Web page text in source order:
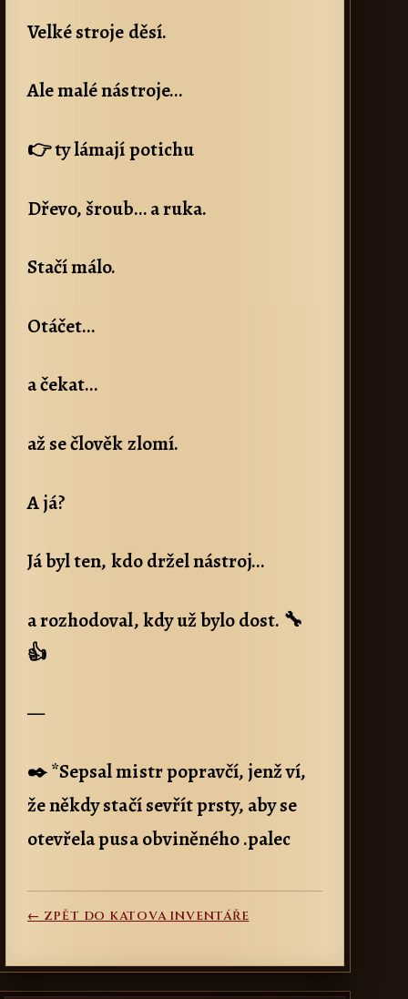
Velké stroje děsí.
Ale malé nástroje…
👉 ty lámají potichu
Dřevo, šroub… a ruka.
Stačí málo.
Otáčet…
a čekat…
až se člověk zlomí.
A já?
Já byl ten, kdo držel nástroj…
a rozhodoval, kdy už bylo dost. 🔧
👍
—
✒️ *Sepsal mistr popravčí, jenž ví,
že někdy stačí sevřít prsty, aby se
otevřela pusa obviněného .palec
← ZPĚT DO KATOVA INVENTÁŘE